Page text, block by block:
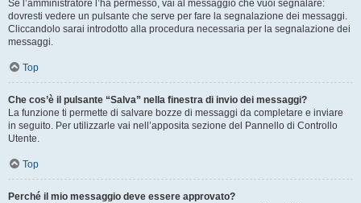
Se l’amministratore l’ha permesso, vai al messaggio che vuoi segnalare:
dovresti vedere un pulsante che serve per fare la segnalazione dei messaggi.
Cliccandolo sarai introdotto alla procedura necessaria per la segnalazione dei
messaggi.
Top
Che cos’è il pulsante “Salva” nella finestra di invio dei messaggi?
La funzione ti permette di salvare bozze di messaggi da completare e inviare
in seguito. Per utilizzarle vai nell’apposita sezione del Pannello di Controllo
Utente.
Top
Perché il mio messaggio deve essere approvato?